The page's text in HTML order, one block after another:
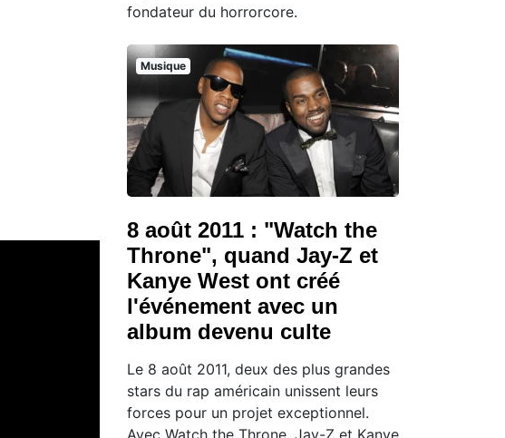
fondateur du horrorcore.
Musique
8 août 2011 : "Watch the
Throne", quand Jay-Z et
Kanye West ont créé
l'événement avec un
album devenu culte
Le 8 août 2011, deux des plus grandes
stars du rap américain unissent leurs
forces pour un projet exceptionnel.